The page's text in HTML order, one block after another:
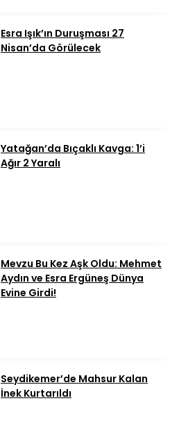
Esra Işık’ın Duruşması 27
Nisan’da Görülecek
Yatağan’da Bıçaklı Kavga: 1’i
Ağır 2 Yaralı
Mevzu Bu Kez Aşk Oldu: Mehmet
Aydın ve Esra Ergüneş Dünya
Evine Girdi!
Seydikemer’de Mahsur Kalan
İnek Kurtarıldı